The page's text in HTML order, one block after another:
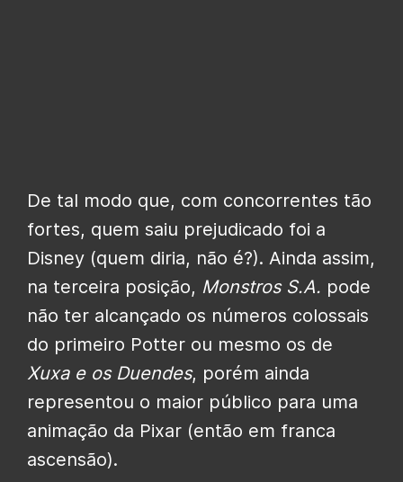
De tal modo que, com concorrentes tão
fortes, quem saiu prejudicado foi a
Disney (quem diria, não é?). Ainda assim,
na terceira posição, Monstros S.A. pode
não ter alcançado os números colossais
do primeiro Potter ou mesmo os de
Xuxa e os Duendes, porém ainda
representou o maior público para uma
animação da Pixar (então em franca
ascensão).